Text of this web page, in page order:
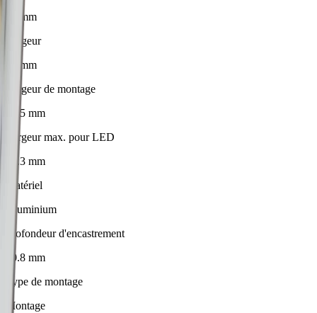
12 mm
Largeur
20 mm
Largeur de montage
14.5 mm
Largeur max. pour LED
12.3 mm
Matériel
Aluminium
Profondeur d'encastrement
10.8 mm
Type de montage
Montage